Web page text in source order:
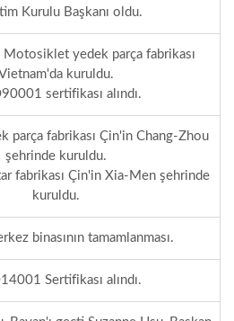
Kurulu Başkanı oldu.
yedek parça fabrikası
kuruldu.
sertifikası alındı.
parça fabrikası Çin'in Chang-Zhou
şehrinde kuruldu.
fabrikası Çin'in Xia-Men şehrinde
kuruldu.
binasının tamamlanması.
Sertifikası alındı.